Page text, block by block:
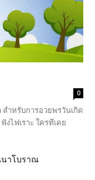
0
ำหรับการอวยพรวันเกิด
ไฟเราะ ใครทีเคย
นาโบราณ